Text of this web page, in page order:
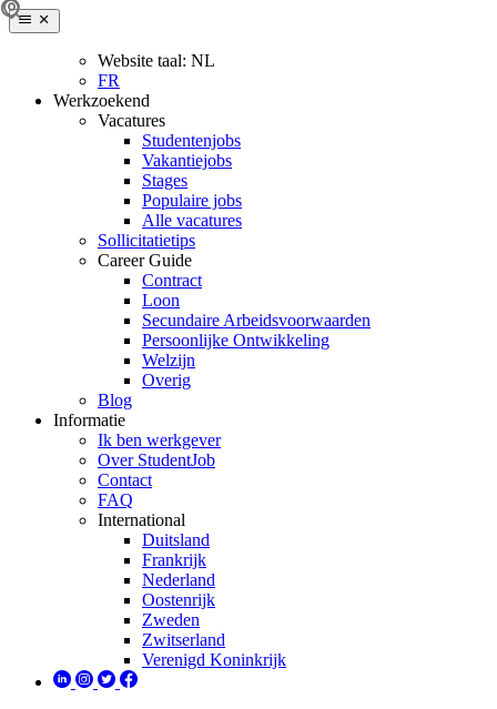
Website taal: NL
FR
Werkzoekend
Vacatures
Studentenjobs
Vakantiejobs
Stages
Populaire jobs
Alle vacatures
Sollicitatietips
Career Guide
Contract
Loon
Secundaire Arbeidsvoorwaarden
Persoonlijke Ontwikkeling
Welzijn
Overig
Blog
Informatie
Ik ben werkgever
Over StudentJob
Contact
FAQ
International
Duitsland
Frankrijk
Nederland
Oostenrijk
Zweden
Zwitserland
Verenigd Koninkrijk